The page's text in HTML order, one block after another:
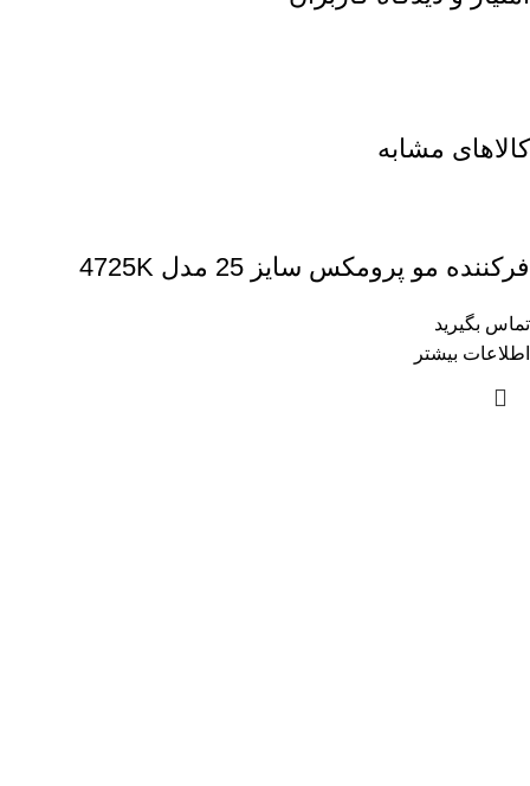
کالاهای مشابه
فرکننده مو پرومکس سایز 25 مدل 4725K
تماس بگیرید
اطلاعات بیشتر